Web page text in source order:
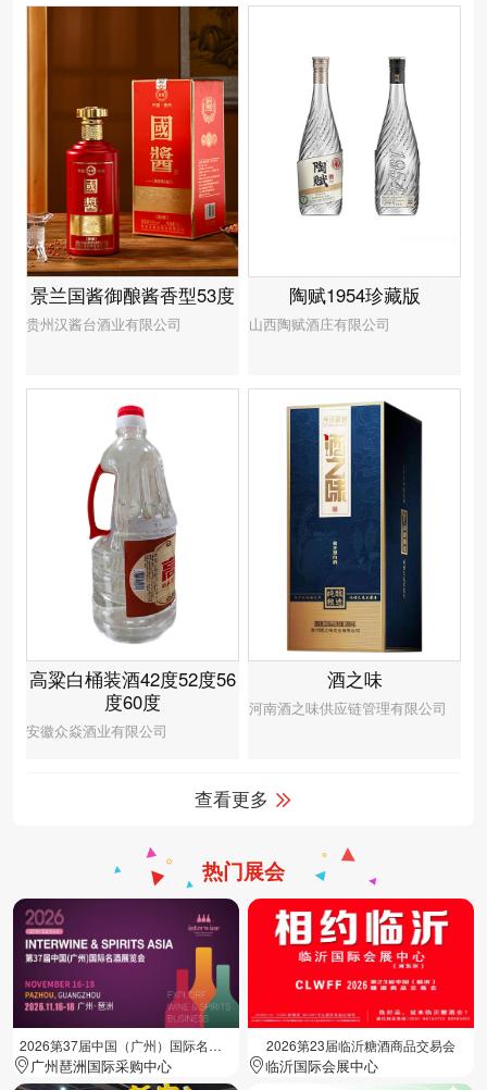
景兰国酱御酿酱香型53度
贵州汉酱台酒业有限公司
陶赋1954珍藏版
山西陶赋酒庄有限公司
高粱白桶装酒42度52度56
度60度
安徽众焱酒业有限公司
酒之味
河南酒之味供应链管理有限公司
查看更多
热门展会
2026第37届中国（广州）国际名酒展览会
广州琶洲国际采购中心
2026第23届临沂糖酒商品交易会
临沂国际会展中心